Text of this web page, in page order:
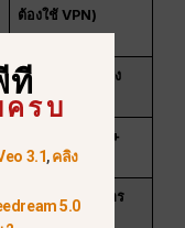
ต้องใช้ VPN)
ชำระเงินง่ายเพียง
คลิกเดียว
วงจรเต็ม: LLM +
ภาพ + วิดีโอ
ใช้งานอยู่ & มีการ
ที
รบ
3.1,คลิง
5.0